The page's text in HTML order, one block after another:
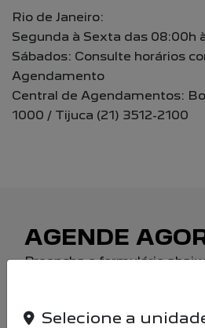
Rio de Janeiro:
Segunda à Sexta das 08:00h
Sábados: Consulte horários
Agendamento
Central de Agendamentos:
1000 / Tijuca (21) 3512-2100
AGENDE
Preencha o formulário
Selecione a